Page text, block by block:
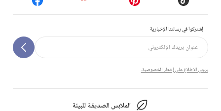
إشتركوا في رسالتنا الإخبارية
يرجى الاطلاع على إشعار الخصوصية.
الملابس الصديقة للبيئة